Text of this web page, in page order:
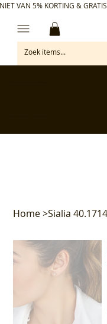
VAN 5% KORTING &
Home>Sialia